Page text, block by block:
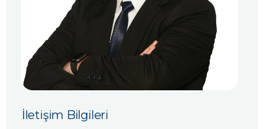
İletişim Bilgileri